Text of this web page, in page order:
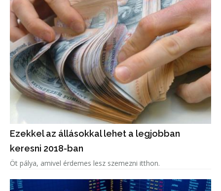
Ezekkel az állásokkal lehet a legjobban
keresni 2018-ban
Öt pálya, amivel érdemes lesz szemezni itthon.